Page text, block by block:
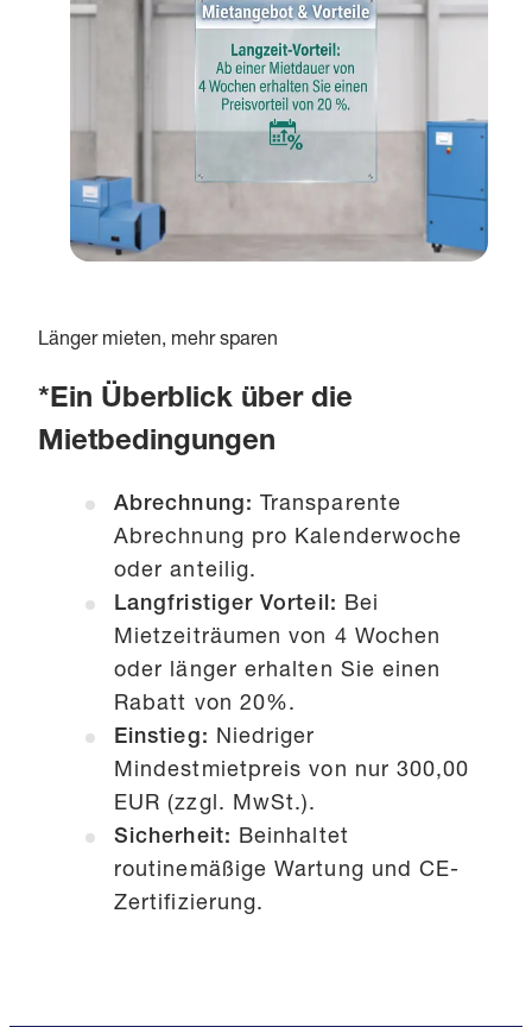
Länger mieten, mehr sparen
*Ein Überblick über die
Mietbedingungen
Abrechnung:
Transparente
Abrechnung pro Kalenderwoche
oder anteilig.
Langfristiger Vorteil: Bei
Mietzeiträumen von 4 Wochen
oder länger erhalten Sie einen
Rabatt von 20%.
Einstieg: Niedriger
Mindestmietpreis von nur 300,00
EUR (zzgl. MwSt.).
Sicherheit: Beinhaltet
routinemäßige Wartung und CE-
Zertifizierung.